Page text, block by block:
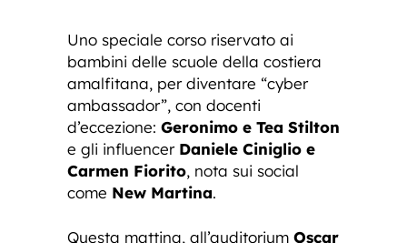
Uno speciale corso riservato ai
bambini delle scuole della costiera
amalfitana, per diventare “cyber
ambassador”, con docenti
d’eccezione: Geronimo e Tea Stilton
e gli influencer Daniele Ciniglio e
Carmen Fiorito, nota sui social
come New Martina.
Questa mattina, all’auditorium Oscar